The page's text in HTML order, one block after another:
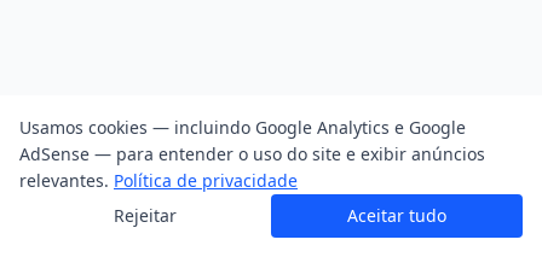
Usamos cookies — incluindo Google Analytics e Google
AdSense — para entender o uso do site e exibir anúncios
relevantes. Política de privacidade
Rejeitar
Aceitar tudo